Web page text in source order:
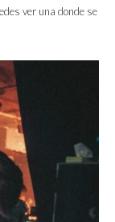
ver una donde se